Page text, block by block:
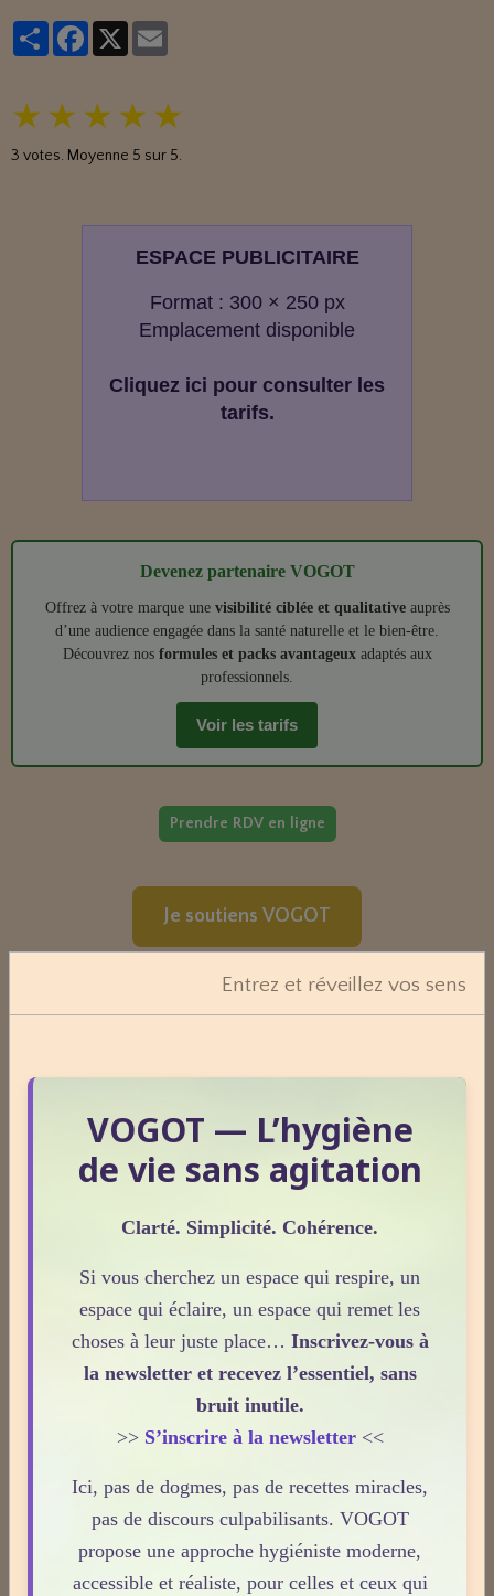
PartagerFacebook
★ ★ ★ ★ ★
3 votes. Moyenne 5 sur 5.
ESPACE PUBLICITAIRE
Format : 300 × 250 px
Emplacement disponible
Cliquez ici pour consulter les
tarifs.
Devenez partenaire VOGOT
Offrez à votre marque une visibilité ciblée et qualitativeauprès
d’une audience engagée dans la santé naturelle et le bien‑être.
Découvrez nos formules et packs avantageuxadaptés aux
professionnels.
Voir les tarifs
Prendre RDV en ligne
Je soutiens VOGOT
Moteur de recherche
Assistant VOGOT
Qui suis-je ?
Consultation écrite : une réponse
personnalisée à votre question.
Une consultation de naturopathie,
c’est quoi ?
Entrez et réveillez vos sens
VOGOT — L’hygiène
de vie sans agitation
Clarté. Simplicité. Cohérence.
Si vous cherchez un espace qui respire, un
espace qui éclaire, un espace qui remet les
choses à leur juste place… Inscrivez-vous à
la newsletter et recevez l’essentiel, sans
bruit inutile.
>> S’inscrire à la newsletter<<
Ici, pas de dogmes, pas de recettes miracles,
pas de discours culpabilisants. VOGOT
propose une approche hygiéniste moderne,
accessible et réaliste, pour celles et ceux qui